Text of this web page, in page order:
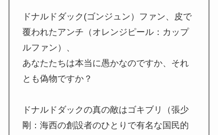
ドナルドダック(ゴンジュン）ファン、皮で
覆われたアンチ（オレンジピール：カップ
ルファン）、
あなたたちは本当に愚かなのですか、それ
とも偽物ですか？
ドナルドダックの真の敵はゴキブリ（張少
剛：海西の創設者のひとりで有名な国民的